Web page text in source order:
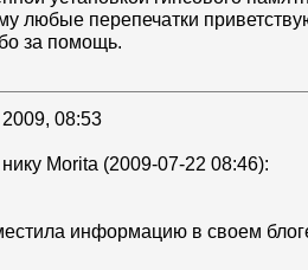
любые перепечатки
за помощь.
08:53
Morita (2009-07-22 08:46):
информацию в своем